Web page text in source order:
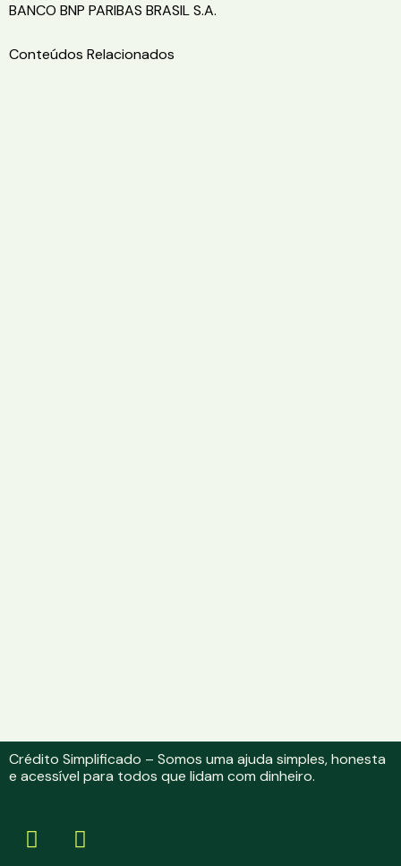
BANCO BNP PARIBAS BRASIL S.A.
Conteúdos Relacionados
Crédito Simplificado – Somos uma ajuda simples, honesta
e acessível para todos que lidam com dinheiro.